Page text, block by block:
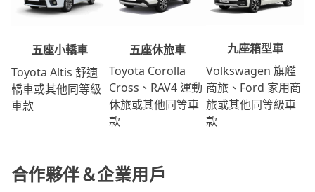
五座小轎車
Toyota Altis 舒適
轎車或其他同等級
車款
五座休旅車
Toyota Corolla
Cross、RAV4 運動
休旅或其他同等車
款
九座箱型車
Volkswagen 旗艦
商旅、Ford 家用商
旅或其他同等級車
款
合作夥伴＆企業用戶